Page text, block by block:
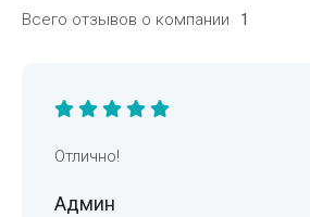
Всего отзывов о компании 1
Отлично!
Админ